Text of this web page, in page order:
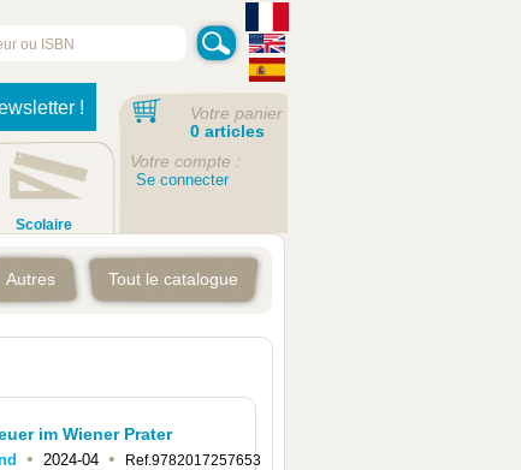
!
Scolaire
Votre panier
0 articles
Votre compte :
Se connecter
Autres Tout le catalogue
im Wiener Prater
• 2024-04 • Ref.9782017257653